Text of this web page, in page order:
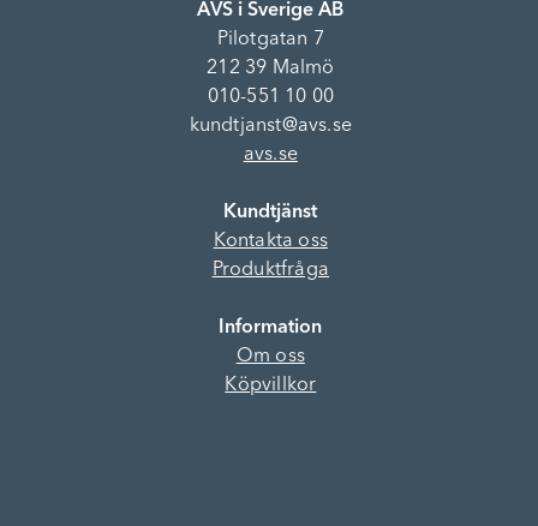
AVS i Sverige AB
Pilotgatan 7
212 39 Malmö
010-551 10 00
kundtjanst@avs.se
avs.se
Kundtjänst
Kontakta oss
Produktfråga
Information
Om oss
Köpvillkor